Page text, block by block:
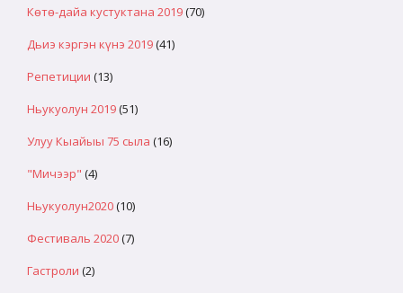
Көтө-дайа кустуктана 2019(70)
Дьиэ кэргэн күнэ 2019(41)
Репетиции (13)
Ньукуолун 2019(51)
Улуу Кыайыы 75 сыла (16)
"Мичээр" (4)
Ньукуолун2020(10)
Фестиваль 2020(7)
Гастроли (2)